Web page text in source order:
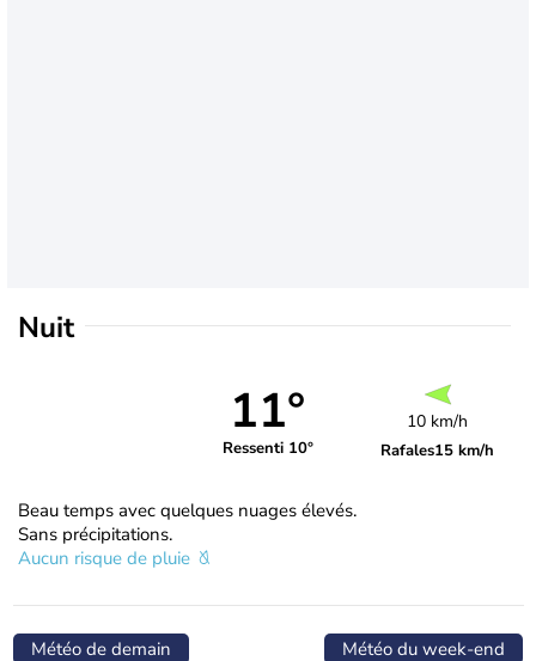
Nuit
11°
Ressenti 10°
10 km/h
Rafales15 km/h
Beau temps avec quelques nuages élevés.
Sans précipitations.
Aucun risque de pluie
Météo de demain Météo du week-end